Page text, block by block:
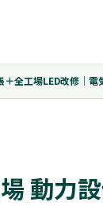
＋全工場LED改修｜
動力